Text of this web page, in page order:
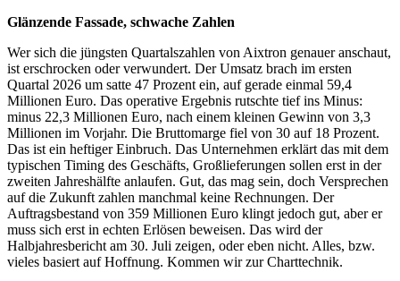
Glänzende Fassade, schwache Zahlen
Wer sich die jüngsten Quartalszahlen von Aixtron genauer anschaut,
ist erschrocken oder verwundert. Der Umsatz brach im ersten
Quartal 2026 um satte 47 Prozent ein, auf gerade einmal 59,4
Millionen Euro. Das operative Ergebnis rutschte tief ins Minus:
minus 22,3 Millionen Euro, nach einem kleinen Gewinn von 3,3
Millionen im Vorjahr. Die Bruttomarge fiel von 30 auf 18 Prozent.
Das ist ein heftiger Einbruch. Das Unternehmen erklärt das mit dem
typischen Timing des Geschäfts, Großlieferungen sollen erst in der
zweiten Jahreshälfte anlaufen. Gut, das mag sein, doch Versprechen
auf die Zukunft zahlen manchmal keine Rechnungen. Der
Auftragsbestand von 359 Millionen Euro klingt jedoch gut, aber er
muss sich erst in echten Erlösen beweisen. Das wird der
Halbjahresbericht am 30. Juli zeigen, oder eben nicht. Alles, bzw.
vieles basiert auf Hoffnung. Kommen wir zur Charttechnik.